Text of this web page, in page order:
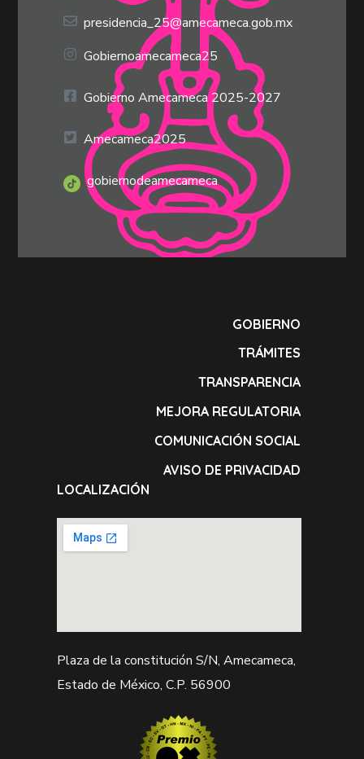
presidencia_25@amecameca.gob.mx
Gobiernoamecameca25
Gobierno Amecameca 2025-2027
Amecameca2025
gobiernodeamecameca
GOBIERNO
TRÁMITES
TRANSPARENCIA
MEJORA REGULATORIA
COMUNICACIÓN SOCIAL
AVISO DE PRIVACIDAD
LOCALIZACIÓN
Plaza de la constitución S/N, Amecameca,
Estado de México, C.P. 56900